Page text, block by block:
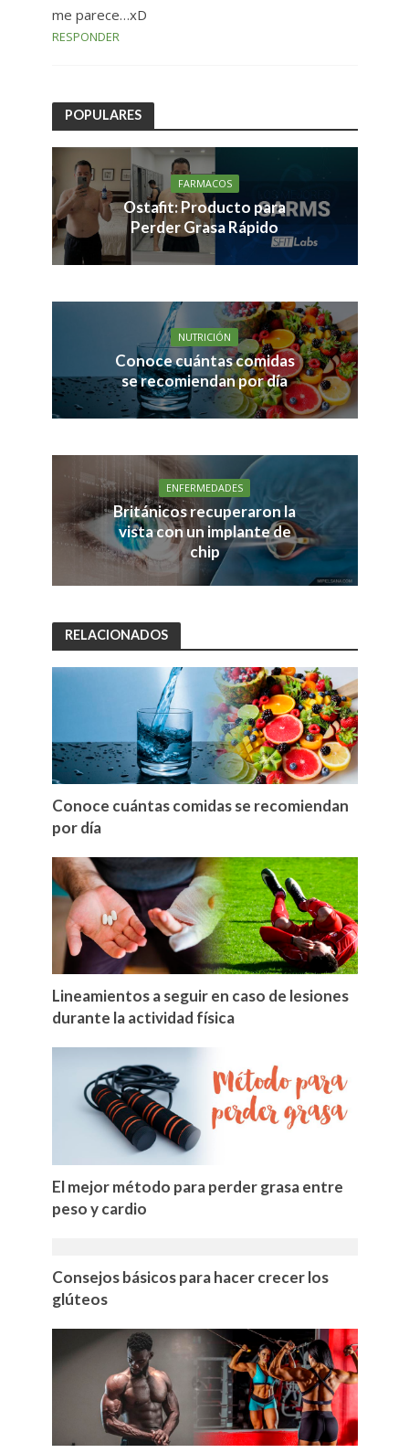
me parece…xD
RESPONDER
POPULARES
FARMACOS
Ostafit: Producto para
Perder Grasa Rápido
NUTRICIÓN
Conoce cuántas comidas
se recomiendan por día
ENFERMEDADES
Británicos recuperaron la
vista con un implante de
chip
RELACIONADOS
Conoce cuántas comidas se recomiendan
por día
Lineamientos a seguir en caso de lesiones
durante la actividad física
El mejor método para perder grasa entre
peso y cardio
Consejos básicos para hacer crecer los
glúteos